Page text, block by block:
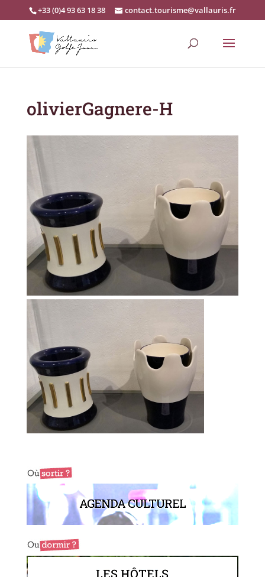
+33 (0)4 93 63 18 38 contact.tourisme@vallauris.fr
olivierGagnere-H
AGENDA CULTUREL
LES HÔTELS